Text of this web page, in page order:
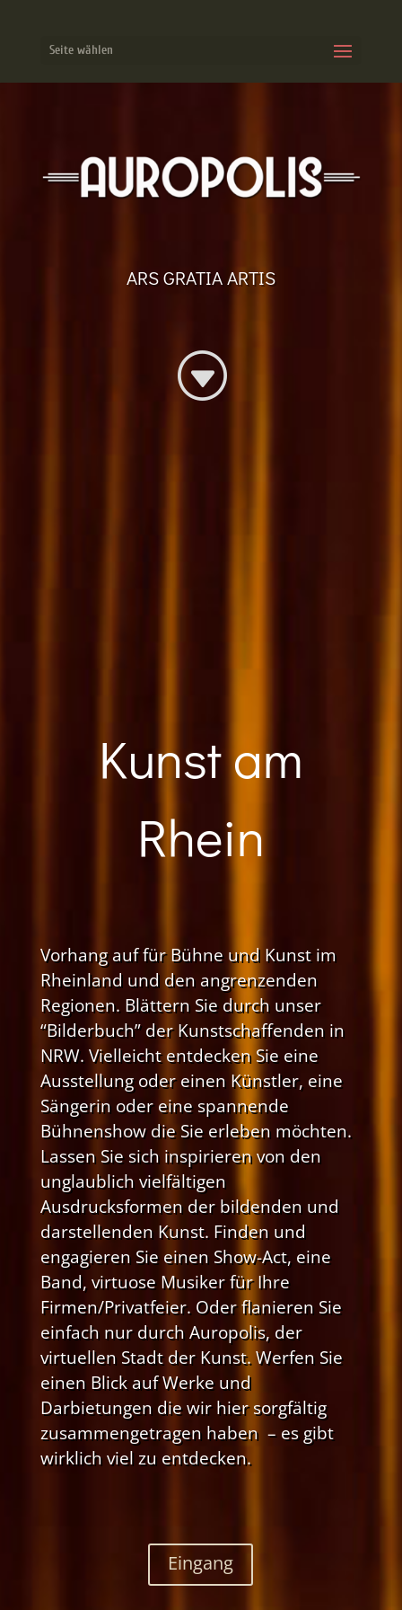
Seite wählen
ARS GRATIA ARTIS
G
Kunst am
Rhein
Vorhang auf für Bühne und Kunst im
Rheinland und den angrenzenden
Regionen. Blättern Sie durch unser
“Bilderbuch” der Kunstschaffenden in
NRW. Vielleicht entdecken Sie eine
Ausstellung oder einen Künstler, eine
Sängerin oder eine spannende
Bühnenshow die Sie erleben möchten.
Lassen Sie sich inspirieren von den
unglaublich vielfältigen
Ausdrucksformen der bildenden und
darstellenden Kunst. Finden und
engagieren Sie einen Show-Act, eine
Band, virtuose Musiker für Ihre
Firmen/Privatfeier. Oder flanieren Sie
einfach nur durch Auropolis, der
virtuellen Stadt der Kunst. Werfen Sie
einen Blick auf Werke und
Darbietungen die wir hier sorgfältig
zusammengetragen haben – es gibt
wirklich viel zu entdecken.
Eingang